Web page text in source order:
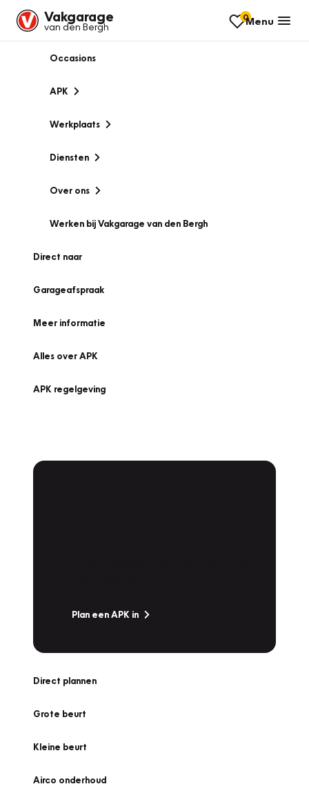
Vakgarage
van den Bergh
0Menu
Occasions
APK
Werkplaats
Diensten
Over ons
Werken bij Vakgarage van den Bergh
Direct naar
Garageafspraak
Meer informatie
Alles over APK
APK regelgeving
Plan een APK in
Direct plannen
Grote beurt
Kleine beurt
Airco onderhoud